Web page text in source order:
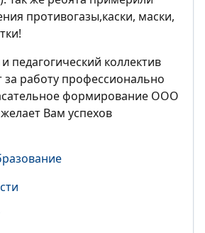
противогазы,каски, маски,
педагогический коллектив
работу профессионально
формирование ООО
Вам успехов